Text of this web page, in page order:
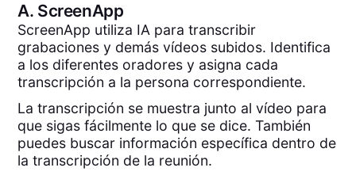
A. ScreenApp
ScreenApp utiliza IA para transcribir
grabaciones y demás vídeos subidos. Identifica
a los diferentes oradores y asigna cada
transcripción a la persona correspondiente.
La transcripción se muestra junto al vídeo para
que sigas fácilmente lo que se dice. También
puedes buscar información específica dentro de
la transcripción de la reunión.